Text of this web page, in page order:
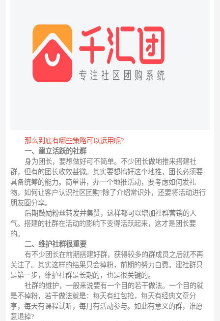
那么到底有哪些策略可以运用呢?
一、建立活跃的社群
身为团长，要想做好可不简单。不少团长做地推来搭建社
群，但有的团长收效甚微。其实要想搞好这个地推，团长必须要
具备统筹的能力。简单讲，办一个地推活动，要考虑如何发礼
物，如何让客户认识社区团购?除了介绍常识外，还要将活动进行
朋友圈分享。
后期鼓励粉丝转发并集赞，这样都可以增加社群营销的人
气。搭建的社群在活动的影响下变得活跃起来，这才是团长要
的。
二、维护社群很重要
有不少团长在前期搭建好群，获得较多的群成员之后就不再
关注了。其实这样的结果只会掉粉，前期的努力白费。建社群只
是第一步，维护社群是长期的，也是很关键的。
社群的维护，一般来说要有一个目的若干做法。一个目的就
是不掉粉，若干做法就是：每天有红包抢，每天有经典文章分
享，每天有课程试听，每月有活动参与。如此有意义的群，谁愿
意退掉?